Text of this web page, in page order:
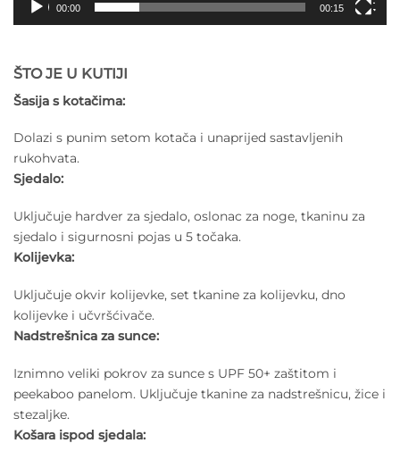
00:00 00:15
ŠTO JE U KUTIJI
Šasija s kotačima:
Dolazi s punim setom kotača i unaprijed sastavljenih
rukohvata.
Sjedalo:
Uključuje hardver za sjedalo, oslonac za noge, tkaninu za
sjedalo i sigurnosni pojas u 5 točaka.
Kolijevka:
Uključuje okvir kolijevke, set tkanine za kolijevku, dno
kolijevke i učvršćivače.
Nadstrešnica za sunce:
Iznimno veliki pokrov za sunce s UPF 50+ zaštitom i
peekaboo panelom. Uključuje tkanine za nadstrešnicu, žice i
stezaljke.
Košara ispod sjedala: